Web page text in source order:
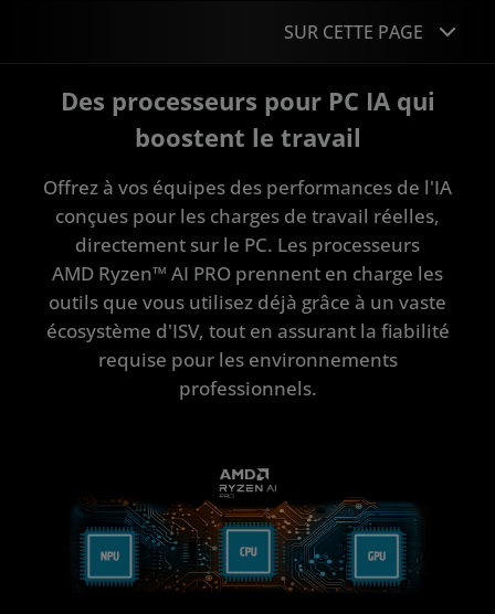
SUR CETTE PAGE
Présentation
Appareils
Partenaires ISV
Démarrer
Des processeurs pour PC IA qui
boostent le travail
Offrez à vos équipes des performances de l'IA
conçues pour les charges de travail réelles,
directement sur le PC. Les processeurs
AMD Ryzen™ AI PRO prennent en charge les
outils que vous utilisez déjà grâce à un vaste
écosystème d'ISV, tout en assurant la fiabilité
requise pour les environnements
professionnels.